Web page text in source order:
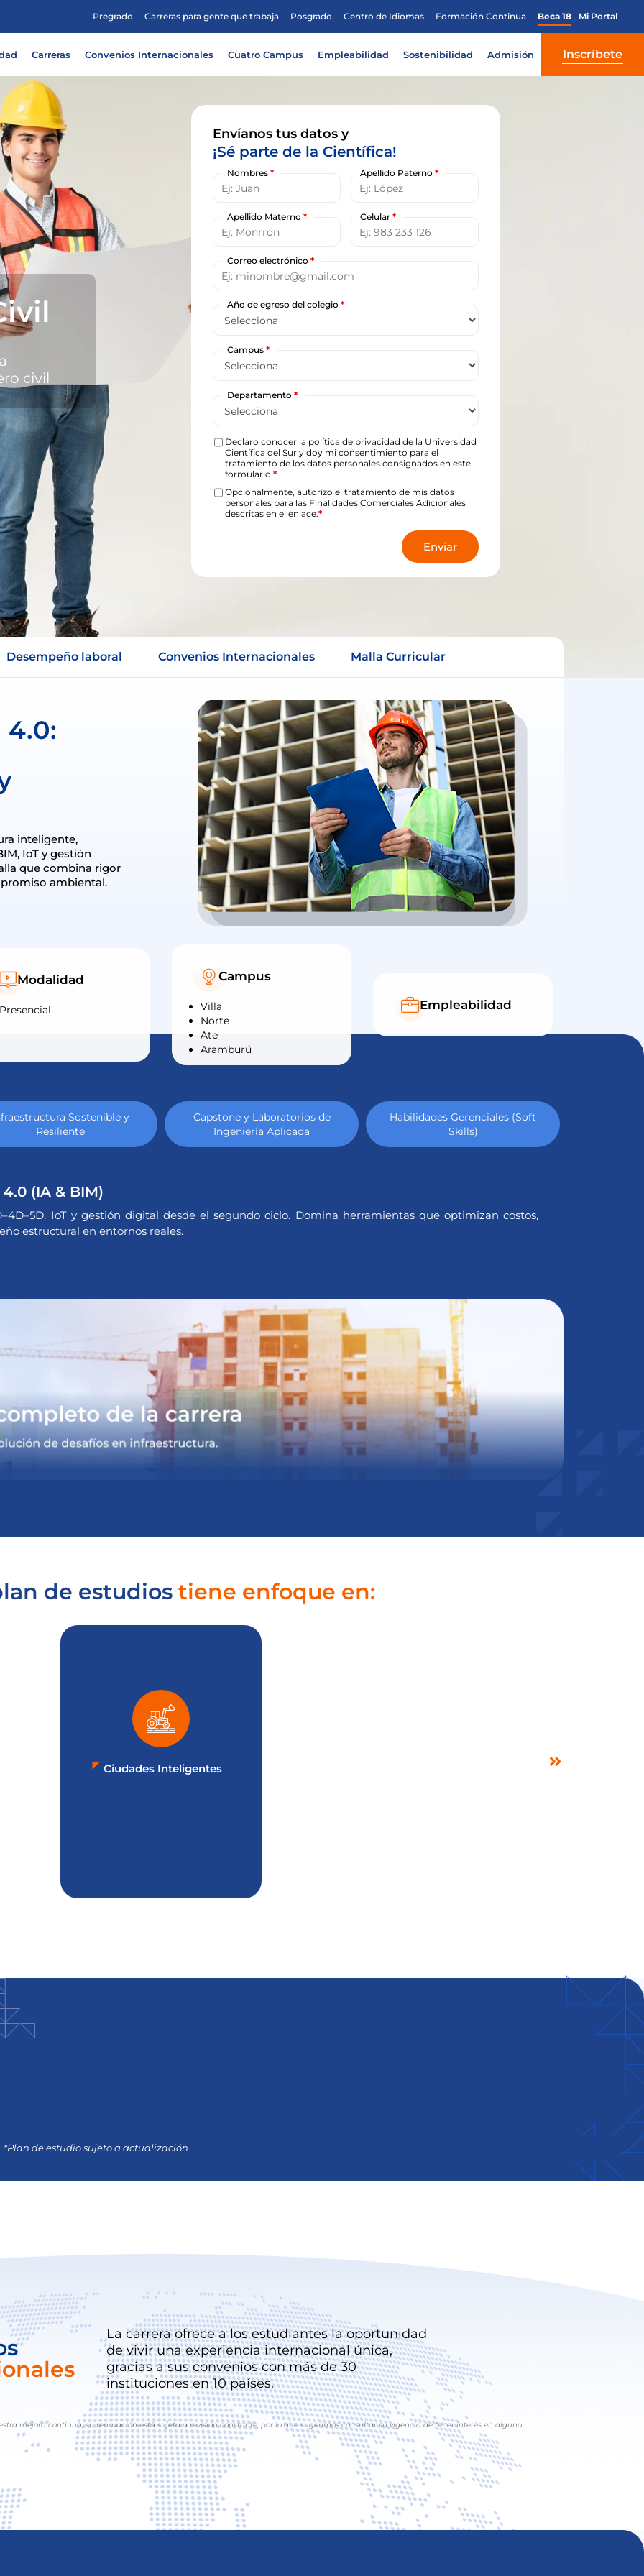
Pregrado Carreras para gente que trabaja Posgrado Centro de Idiomas Formación Continua Beca 18 Mi Portal
Carreras Convenios Internacionales Cuatro Campus Empleabilidad Sostenibilidad Admisión Inscríbete
civil
Envíanos tus datos y
¡Sé parte de la Científica!
Nombres* Apellido Paterno*
Apellido Materno* Celular*
Correo electrónico*
Año de egreso del colegio*
Campus*
Departamento*
Declaro conocer la política de privacidad de la Universidad
Científica del Sur y doy mi consentimiento para el
tratamiento de los datos personales consignados en este
formulario.*
Opcionalmente, autorizo el tratamiento de mis datos
personales para las Finalidades Comerciales Adicionales
descritas en el enlace.*
Enviar
Desempeño laboral Convenios Internacionales Malla Curricular
4.0:
inteligente,
IoT y gestión
que combina rigor
ambiental.
Modalidad
Presencial
Campus
Villa
Norte
Ate
Aramburú
Empleabilidad
Sostenible y
Resiliente
Capstone y Laboratorios de
Ingeniería Aplicada
Habilidades Gerenciales (Soft
Skills)
(IA & BIM)
IoT y gestión digital desde el segundo ciclo. Domina herramientas que optimizan costos,
estructural en entornos reales.
de estudios tiene enfoque en:
Ciudades Inteligentes
*Plan de estudio sujeto a actualización
La carrera ofrece a los estudiantes la oportunidad
de vivir una experiencia internacional única,
gracias a sus convenios con más de 30
instituciones en 10 países.
mejora continua, su renovación está sujeta a revisión constante, por lo que sugerimos consultar su vigencia de tener interés en alguno.